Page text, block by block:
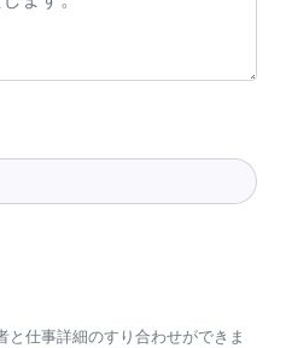
仕事詳細のすり合わせができま